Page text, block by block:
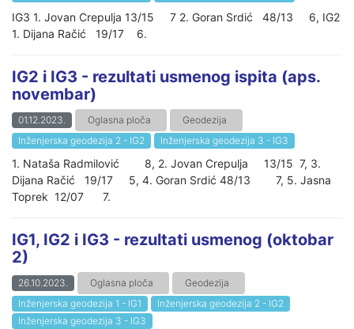
IG3 1. Jovan Crepulja 13/15 7 2. Goran Srdić 48/13 6, IG2
1. Dijana Račić 19/17 6.
IG2 i IG3 - rezultati usmenog ispita (aps.
novembar)
01.12.2023. Oglasna ploča
Geodezija
Inženjerska geodezija 2 - IG2
Inženjerska geodezija 3 - IG3
1. Nataša Radmilović 8, 2. Jovan Crepulja 13/15 7, 3.
Dijana Račić 19/17 5, 4. Goran Srdić 48/13 7, 5. Jasna
Toprek 12/07 7.
IG1, IG2 i IG3 - rezultati usmenog (oktobar
2)
26.10.2023. Oglasna ploča
Geodezija
Inženjerska geodezija 1 - IG1
Inženjerska geodezija 2 - IG2
Inženjerska geodezija 3 - IG3